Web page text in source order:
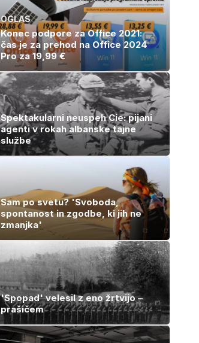
OGLAS
Konec podpore za Office 2021:
čas je za prehod na Office 2024
Pro za 19,99 €
Spektakularni neuspeh Cie: pijani
agenti v rokah albanske tajne
službe
Sam po svetu? 'Svoboda,
spontanost in zgodbe, ki jih ne
zmanjka'
'Spopad' velesil z eno žrtvijo –
prašičem